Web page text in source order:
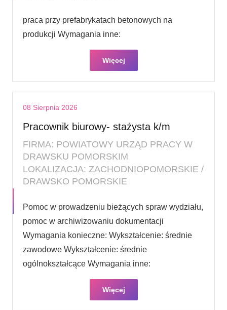
praca przy prefabrykatach betonowych na
produkcji Wymagania inne:
Więcej
08 Sierpnia 2026
Pracownik biurowy- stażysta k/m
FIRMA: POWIATOWY URZĄD PRACY W
DRAWSKU POMORSKIM
LOKALIZACJA: ZACHODNIOPOMORSKIE /
DRAWSKO POMORSKIE
Pomoc w prowadzeniu bieżących spraw wydziału,
pomoc w archiwizowaniu dokumentacji
Wymagania konieczne: Wykształcenie: średnie
zawodowe Wykształcenie: średnie
ogólnokształcące Wymagania inne:
Więcej